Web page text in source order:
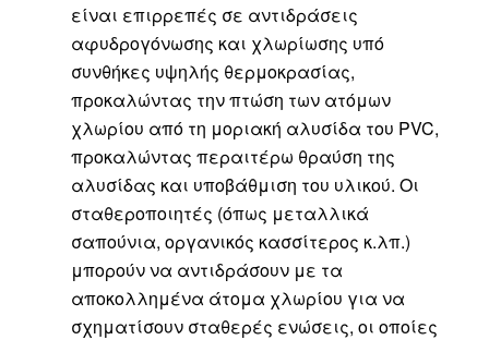
είναι επιρρεπές σε αντιδράσεις
αφυδρογόνωσης και χλωρίωσης υπό
συνθήκες υψηλής θερμοκρασίας,
προκαλώντας την πτώση των ατόμων
χλωρίου από τη μοριακή αλυσίδα του PVC,
προκαλώντας περαιτέρω θραύση της
αλυσίδας και υποβάθμιση του υλικού. Οι
σταθεροποιητές (όπως μεταλλικά
σαπούνια, οργανικός κασσίτερος κ.λπ.)
μπορούν να αντιδράσουν με τα
αποκολλημένα άτομα χλωρίου για να
σχηματίσουν σταθερές ενώσεις, οι οποίες